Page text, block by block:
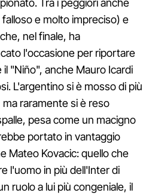
Tra i peggiori anche
e molto impreciso) e
nel finale, ha
l'occasione per riportare
il "Niño", anche Mauro Icardi
L'argentino si è mosso di più
raramente si è reso
pesa come un macigno
portato in vantaggio
Mateo Kovacic: quello che
l'uomo in più dell'Inter di
ruolo a lui più congeniale, il